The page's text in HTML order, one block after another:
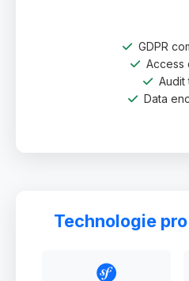
GDPR
Access
Audit
Data
Technologie